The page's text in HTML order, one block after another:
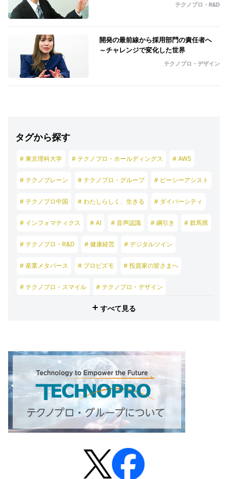
テクノプロ・R&D
開発の最前線から採用部門の責任者へ
～チャレンジで変化した世界
テクノプロ・デザイン
タグから探す
# 東京理科大学 # テクノプロ・ホールディングス # AWS
# テクノブレーン # テクノプロ・グループ # ピーシーアシスト
# テクノプロ中国 # わたしらしく、生きる # ダイバーシティ
# インフォマティクス # AI # 音声認識 # 綱引き # 群馬県
# テクノプロ・R&D # 健康経営 # デジタルツイン
# 産業メタバース # プロビズモ # 投資家の皆さまへ
# テクノプロ・スマイル # テクノプロ・デザイン
# テクノプロ・エンジニアリング # テクノプロ・IT
すべて見る